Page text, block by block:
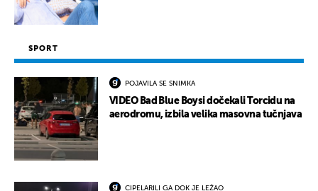
SPORT
POJAVILA SE SNIMKA
VIDEO Bad Blue Boysi dočekali Torcidu na
aerodromu, izbila velika masovna tučnjava
CIPELARILI GA DOK JE LEŽAO